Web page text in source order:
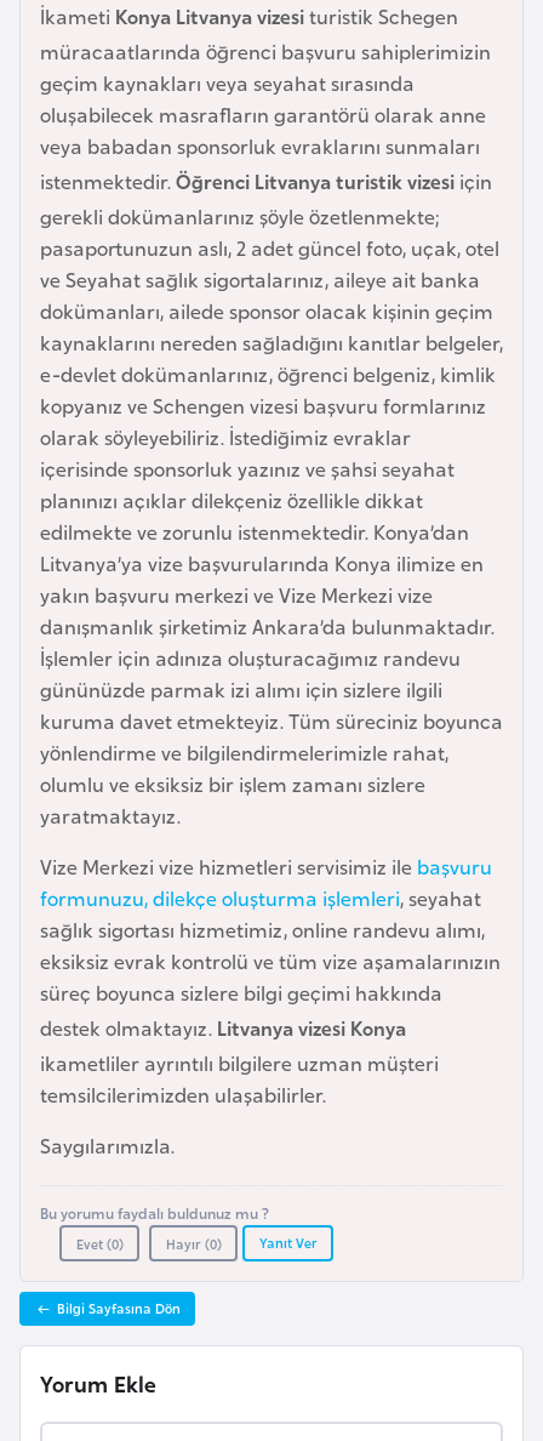
İkameti Konya Litvanya vizesituristik Schegen
müracaatlarında öğrenci başvuru sahiplerimizin
geçim kaynakları veya seyahat sırasında
oluşabilecek masrafların garantörü olarak anne
veya babadan sponsorluk evraklarını sunmaları
istenmektedir.Öğrenci Litvanya turistik vizesi için
gerekli dokümanlarınız şöyle özetlenmekte;
pasaportunuzun aslı, 2 adet güncel foto, uçak, otel
ve Seyahat sağlık sigortalarınız, aileye ait banka
dokümanları, ailede sponsor olacak kişinin geçim
kaynaklarını nereden sağladığını kanıtlar belgeler,
e-devlet dokümanlarınız, öğrenci belgeniz, kimlik
kopyanız ve Schengen vizesi başvuru formlarınız
olarak söyleyebiliriz. İstediğimiz evraklar
içerisinde sponsorluk yazınız ve şahsi seyahat
planınızı açıklar dilekçeniz özellikle dikkat
edilmekte ve zorunlu istenmektedir. Konya’dan
Litvanya’ya vize başvurularında Konya ilimize en
yakın başvuru merkezi ve Vize Merkezi vize
danışmanlık şirketimiz Ankara’da bulunmaktadır.
İşlemler için adınıza oluşturacağımız randevu
gününüzde parmak izi alımı için sizlere ilgili
kuruma davet etmekteyiz. Tüm süreciniz boyunca
yönlendirme ve bilgilendirmelerimizle rahat,
olumlu ve eksiksiz bir işlem zamanı sizlere
yaratmaktayız.
Vize Merkezi vize hizmetleri servisimiz ile başvuru
formunuzu, dilekçe oluşturma işlemleri, seyahat
sağlık sigortası hizmetimiz, online randevu alımı,
eksiksiz evrak kontrolü ve tüm vize aşamalarınızın
süreç boyunca sizlere bilgi geçimi hakkında
destek olmaktayız. Litvanya vizesi Konya
ikametliler ayrıntılı bilgilere uzman müşteri
temsilcilerimizden ulaşabilirler.
Saygılarımızla.
Bu yorumu faydalı buldunuz mu ?
Evet (0) Hayır (0) Yanıt Ver
Bilgi Sayfasına Dön
Yorum Ekle
n
g
l
a
d
e
ş
B
e
l
a
r
u
s
B
e
l
ç
i
k
a
B
n
i
n
B
o
s
n
a
r
e
k
B
u